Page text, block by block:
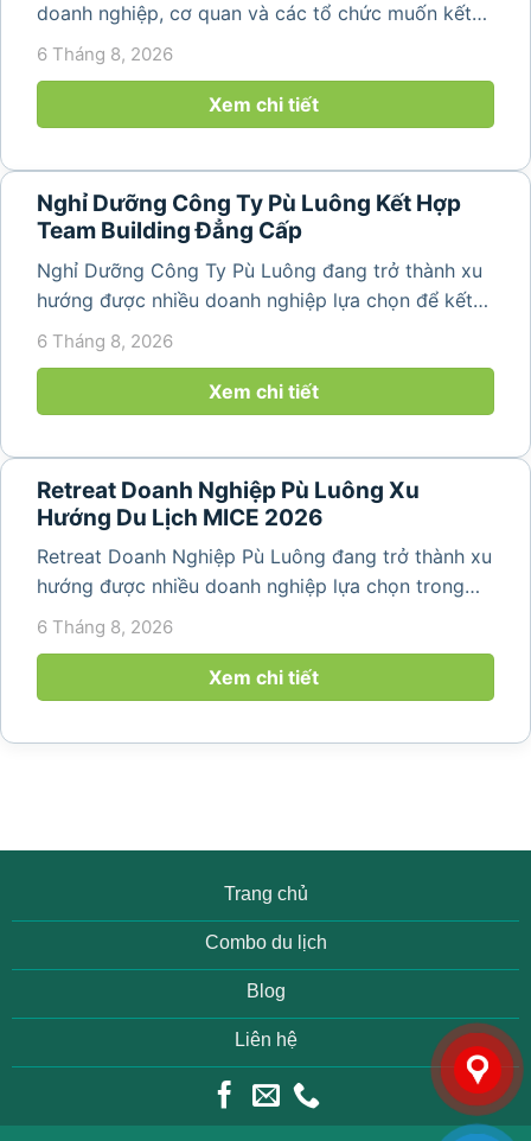
doanh nghiệp, cơ quan và các tổ chức muốn kết
hợp nghỉ dưỡng, tham quan và tổ chức các hoạt
nguyên sơ, không khí...
6 Tháng 8, 2026
Xem chi tiết
Nghỉ Dưỡng Công Ty Pù Luông Kết Hợp
Team Building Đẳng Cấp
Nghỉ Dưỡng Công Ty Pù Luông đang trở thành xu
hướng được nhiều doanh nghiệp lựa chọn để kết
hợp giữa nghỉ ngơi, tái tạo năng lượng và xây
dựng tinh thần đồng đội. Thay vì những chuyến du
lịch đơn thuần, nhiều công ty...
6 Tháng 8, 2026
Xem chi tiết
Retreat Doanh Nghiệp Pù Luông Xu
Hướng Du Lịch MICE 2026
Retreat Doanh Nghiệp Pù Luông đang trở thành xu
hướng được nhiều doanh nghiệp lựa chọn trong
năm 2026 khi nhu cầu kết hợp nghỉ dưỡng, hội
mang đến khoảng thời gian thư giãn...
6 Tháng 8, 2026
Xem chi tiết
Trang chủ
Combo du lịch
Blog
Liên hệ